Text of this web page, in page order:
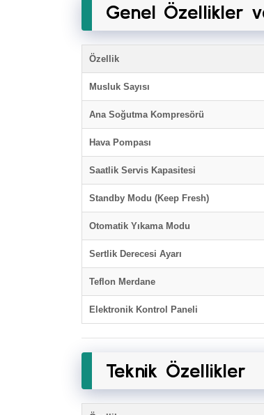
Genel Özellikler
Özellik
Musluk Sayısı
Ana Soğutma Kompresörü
Hava Pompası
Saatlik Servis Kapasitesi
Standby Modu (Keep Fresh)
Otomatik Yıkama Modu
Sertlik Derecesi Ayarı
Teflon Merdane
Elektronik Kontrol Paneli
Teknik Özellikler